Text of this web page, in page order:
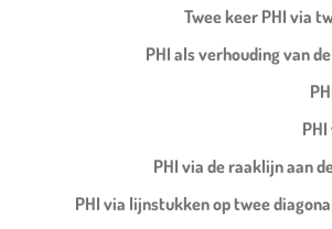
Twee keer PHI via
PHI als verhouding van
PHI via de raaklijn aan
PHI via lijnstukken op twee